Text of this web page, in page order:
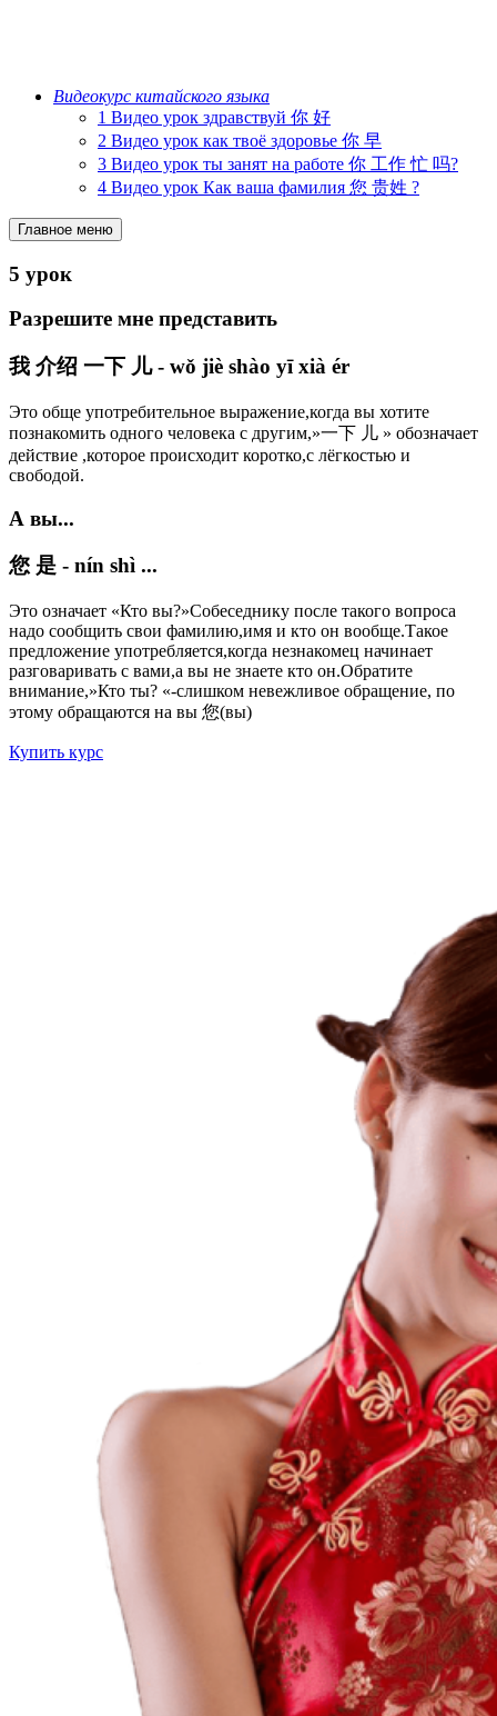
Видеокурс китайского языка
1 Видео урок здравствуй 你 好
2 Видео урок как твоё здоровье 你 早
3 Видео урок ты занят на работе 你 工作 忙 吗?
4 Видео урок Как ваша фамилия 您 贵姓 ?
Главное меню
5 урок
Разрешите мне представить
我 介绍 一下 儿 - wǒ jiè shào yī xià ér
Это обще употребительное выражение,когда вы хотите
познакомить одного человека с другим,»一下 儿 » обозначает
действие ,которое происходит коротко,с лёгкостью и
свободой.
А вы...
您 是 - nín shì ...
Это означает «Кто вы?»Собеседнику после такого вопроса
надо сообщить свои фамилию,имя и кто он вообще.Такое
предложение употребляется,когда незнакомец начинает
разговаривать с вами,а вы не знаете кто он.Обратите
внимание,»Кто ты? «-слишком невежливое обращение, по
этому обращаются на вы 您(вы)
Купить курс